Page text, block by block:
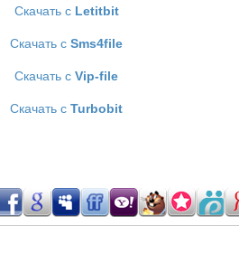
Скачать с Letitbit
Скачать с Sms4file
Скачать с Vip-file
Скачать с Turbobit